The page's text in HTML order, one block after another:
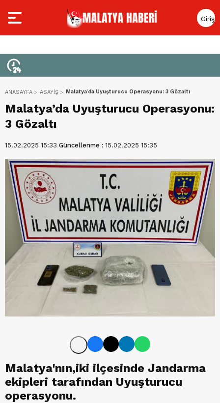
Giriş
Yap
ANASAYFA ASAYİŞ Malatya’da Uyuşturucu Operasyonu: 3 Gözaltı
Malatya’da Uyuşturucu Operasyonu:
3 Gözaltı
15.02.2025 15:33 Güncellenme : 15.02.2025 15:35
Malatya'nın,iki ilçesinde Jandarma
ekipleri tarafından Uyuşturucu
operasyonu.